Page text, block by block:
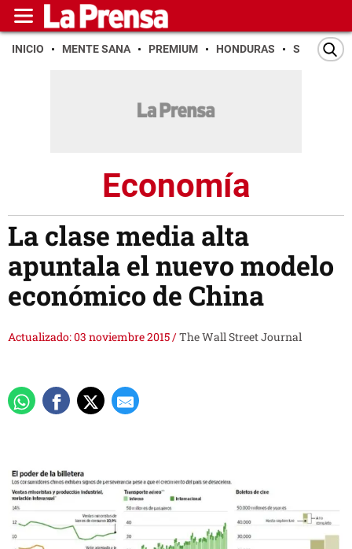
INICIO MENTE SANA PREMIUM HONDURAS SAN PEDRO
Economía
La clase media alta
apuntala el nuevo modelo
económico de China
Actualizado: 03 noviembre 2015/The Wall Street Journal